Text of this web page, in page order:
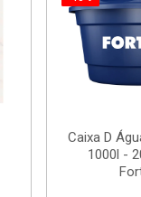
Caixa D
1000l -